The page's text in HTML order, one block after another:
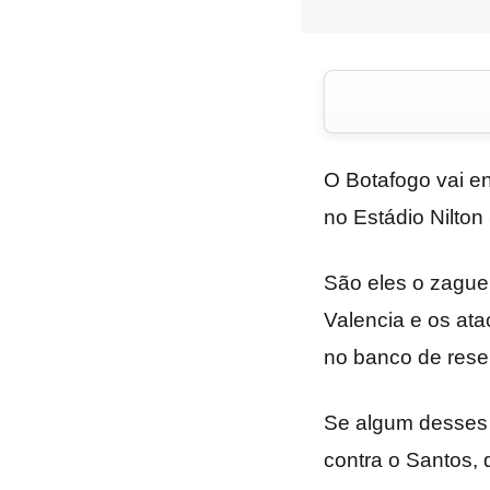
O Botafogo vai
no Estádio Nilton
São eles o
Valencia e os
no banco de
Se algum
contra o Santos,